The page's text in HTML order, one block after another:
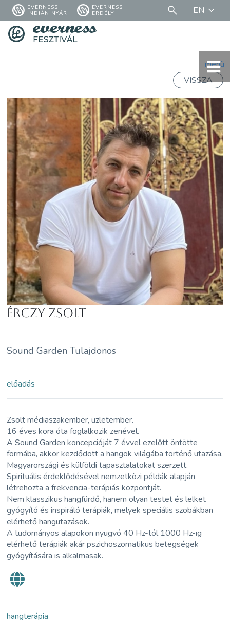
EVERNESS
INDIÁN NYÁR
EVERNESS
ERDÉLY
EN
menü
VISSZA
Érczy Zsolt
Sound Garden Tulajdonos
előadás
Zsolt médiaszakember, üzletember.
16 éves kora óta foglalkozik zenével.
A Sound Garden koncepcióját 7 évvel ezelőtt öntötte
formába, akkor kezdődött a hangok világába történő utazása.
Magyarországi és külföldi tapasztalatokat szerzett.
Spirituális érdeklődésével nemzetközi példák alapján
létrehozta a frekvencia-terápiás központját.
Nem klasszikus hangfürdő, hanem olyan testet és lelket
gyógyító és inspiráló terápiák, melyek speciális szobákban
elérhető hangutazások.
A tudományos alapokon nyugvó 40 Hz-tól 1000 Hz-ig
elérhető terápiák akár pszichoszomatikus betegségek
gyógyítására is alkalmasak.
hangterápia